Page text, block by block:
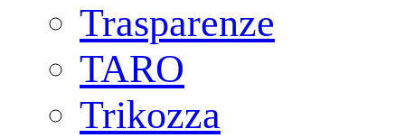
Trasparenze
TARO
Trikozza